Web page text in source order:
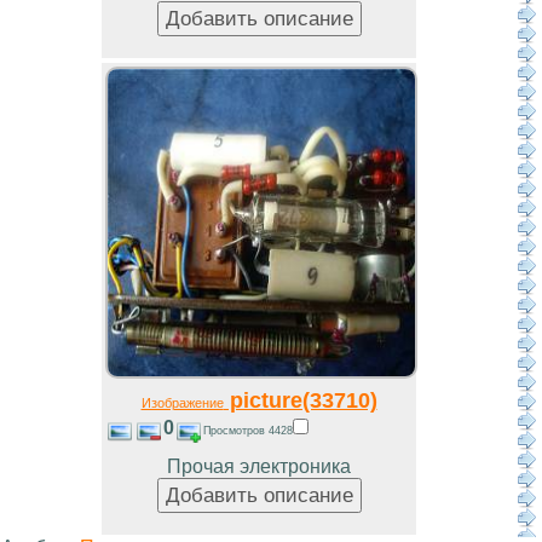
Изображениеpicture(33710)
0 Просмотров 4428
Прочая электроника